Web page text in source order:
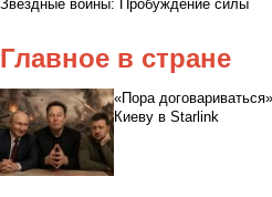
Звёздные войны: Пробуждение силы
Главное в стране
«Пора
Киеву в Starlink